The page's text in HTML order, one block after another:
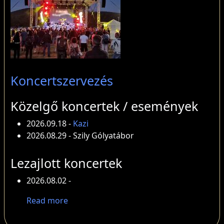
Koncertszervezés
Közelgő koncertek / események
2026.09.18 - Kazi
2026.08.29 - Szily Gólyatábor
Lezajlott koncertek
2026.08.02 -
Read moreabout Koncertek / események